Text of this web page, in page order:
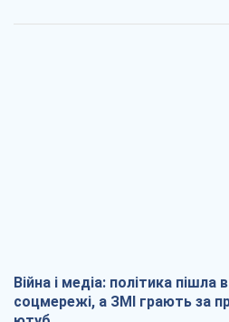
Війна і медіа: політика пішла в
соцмережі, а ЗМІ грають за